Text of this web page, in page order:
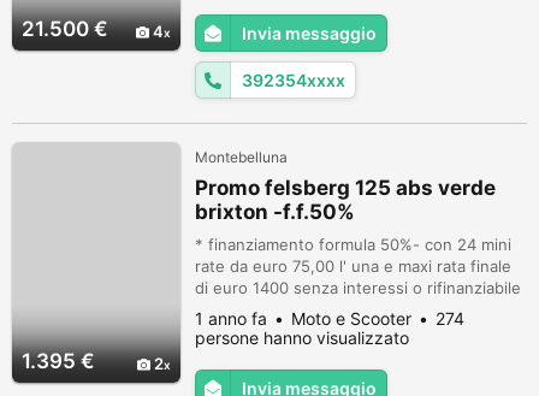
21.500 € 4
cucina truma bolliler frigo Tutto
perfettamente funzionante Condizioni
generali impeccabile Non invio foto ecc
Lavori eseguiti gomme tagl...
Invia messaggio
392354xxxx
1.395 € 2
Montebelluna
Promo felsberg 125 abs verde
brixton -f.f.50%
* finanziamento formula 50%- con 24 mini
rate da euro 75,00 l' una e maxi rata finale
di euro 1400 senza interessi o rifinanziabile
in altre 24 mini rate* **FINANZIAMENTO
NON VINCOLANTE ALL'ACQUISTO* NUOVA
BRIXTON FELSBERG 125cc VERDE OPACO A
EURO 2790 FRANCO CONCESSIONARIO
1 anno fa Moto e Scooter
274
persone hanno visualizzato
Invia messaggio